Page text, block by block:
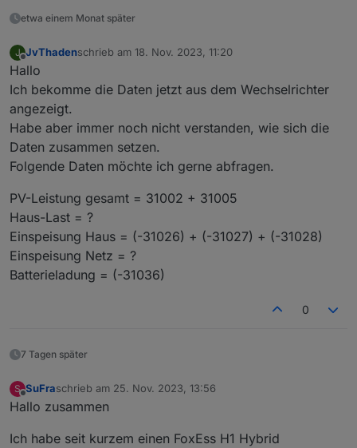
habe, wurden auch im Elfin Serielle Datenpakete
angezeigt!
etwa einem Monat später
J
Offline
JvThadenschrieb am 18. Nov. 2023, 11:20
zuletzt editiert von
Hallo
Ich bekomme die Daten jetzt aus dem Wechselrichter
angezeigt.
Habe aber immer noch nicht verstanden, wie sich die
Daten zusammen setzen.
Folgende Daten möchte ich gerne abfragen.
PV-Leistung gesamt = 31002 + 31005
Haus-Last = ?
Einspeisung Haus = (-31026) + (-31027) + (-31028)
Einspeisung Netz = ?
Batterieladung = (-31036)
0
7 Tagen später
S
Offline
SuFraschrieb am 25. Nov. 2023, 13:56
zuletzt editiert von
Hallo zusammen
Ich habe seit kurzem einen FoxEss H1 Hybrid